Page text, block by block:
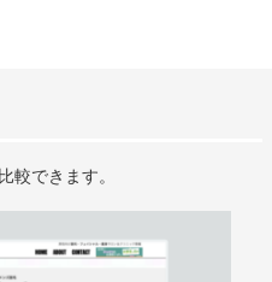
較できます。